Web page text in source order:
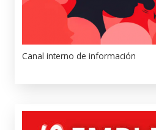
Canal interno de información